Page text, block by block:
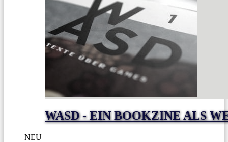
WASD - EIN BOOKZINE ALS
NEU